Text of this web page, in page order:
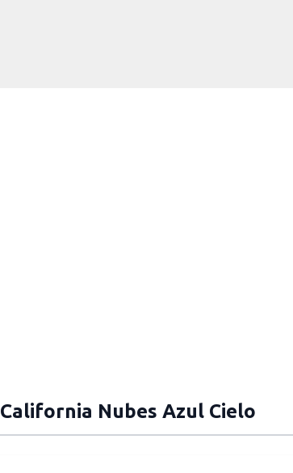
California Nubes Azul Cielo